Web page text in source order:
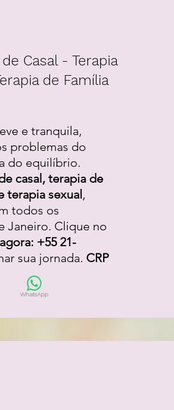
Casal - Terapia
de Família
e tranquila,
problemas do
do equilíbrio.
casal, terapia de
terapia sexual,
todos os
Janeiro. Clique no
+55 21-
sua jornada. CRP
WhatsApp